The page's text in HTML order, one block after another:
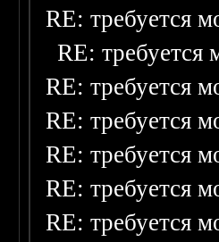
RE: требуется
RE: требуется
RE: требуется
RE: требуется
RE: требуется
RE: требуется
RE: требуется